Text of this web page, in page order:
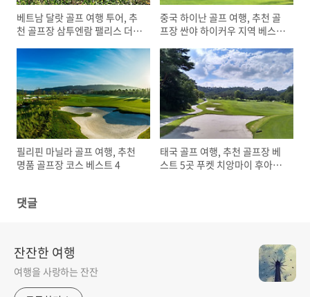
베트남 달랏 골프 여행 투어, 추
천 골프장 삼투엔람 팰리스 더달
중국 하이난 골프 여행, 추천 골
프장 싼야 하이커우 지역 베스트
필리핀 마닐라 골프 여행, 추천
명품 골프장 코스 베스트 4
태국 골프 여행, 추천 골프장 베
스트 5곳 푸켓 치앙마이 후아힌
댓글
잔잔한 여행
여행을 사랑하는 잔잔